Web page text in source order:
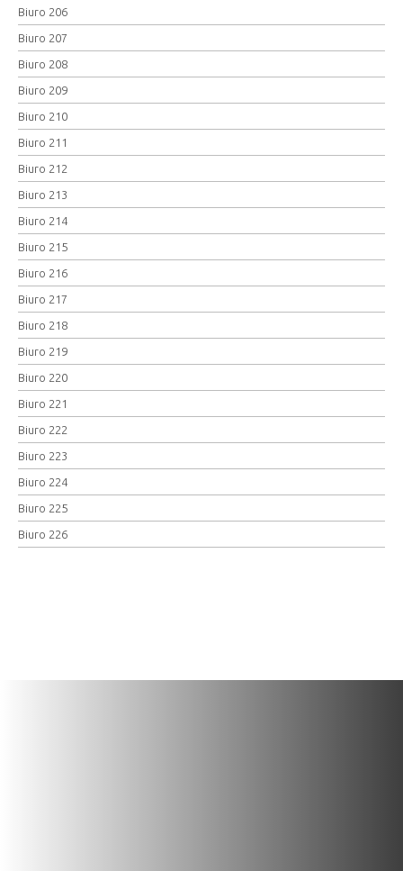
Biuro 206
Biuro 207
Biuro 208
Biuro 209
Biuro 210
Biuro 211
Biuro 212
Biuro 213
Biuro 214
Biuro 215
Biuro 216
Biuro 217
Biuro 218
Biuro 219
Biuro 220
Biuro 221
Biuro 222
Biuro 223
Biuro 224
Biuro 225
Biuro 226